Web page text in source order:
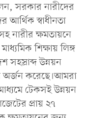
সরকার নারীদের
আর্থিক স্বাধীনতা
নারীর ক্ষমতায়নে
শিক্ষায় লিঙ্গ
সহস্রাব্দ উন্নয়ন
অর্জন করেছে।আমরা
টেকসই উন্নয়ন
প্রায় ২৭